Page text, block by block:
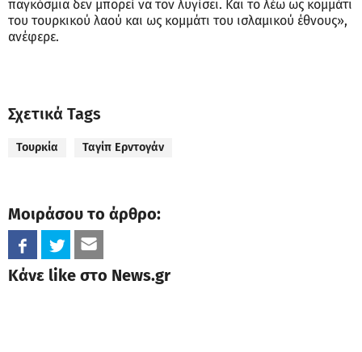
παγκόσμια δεν μπορεί να τον λυγίσει. Και το λέω ως κομμάτι
του τουρκικού λαού και ως κομμάτι του ισλαμικού έθνους»,
ανέφερε.
Σχετικά Tags
Τουρκία Ταγίπ Ερντογάν
Μοιράσου το άρθρο:
Κάνε like στο News.gr